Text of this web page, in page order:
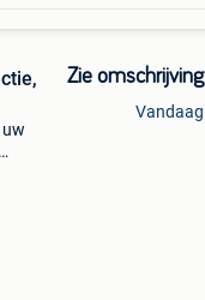
Zie omschrijving
Vandaag